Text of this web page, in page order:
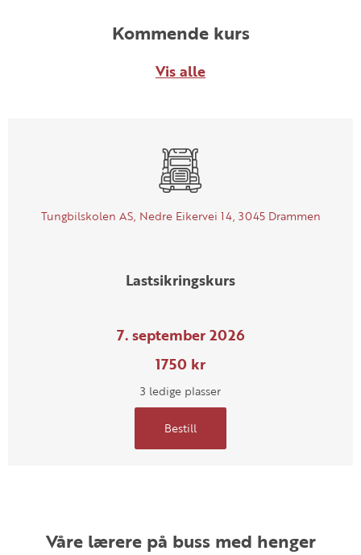
Kommende kurs
Vis alle
Tungbilskolen AS, Nedre Eikervei 14, 3045 Drammen
Lastsikringskurs
7. september 2026
1750 kr
3 ledige plasser
Bestill
Våre lærere på buss med henger